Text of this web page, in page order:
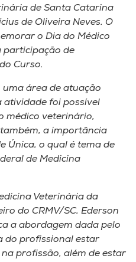
de Santa Catarina
de Oliveira Neves. O
o Dia do Médico
participação de
Curso.
uma área de atuação
atividade foi possível
médico veterinário,
a importância
Única, o qual é tema de
de Medicina
Veterinária da
do CRMV/SC, Ederson
a abordagem dada pelo
do profissional estar
profissão, além de estar